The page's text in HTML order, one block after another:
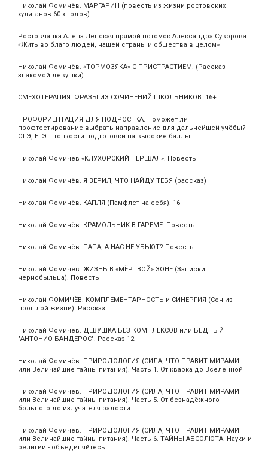
Николай Фомичёв. МАРГАРИН (повесть из жизни ростовских
хулиганов 60-х годов)
Ростовчанка Алёна Ленская прямой потомок Александра Суворова:
«Жить во благо людей, нашей страны и общества в целом»
Николай Фомичёв. «ТОРМОЗЯКА» С ПРИСТРАСТИЕМ. (Рассказ
знакомой девушки)
СМЕХОТЕРАПИЯ: ФРАЗЫ ИЗ СОЧИНЕНИЙ ШКОЛЬНИКОВ. 16+
ПРОФОРИЕНТАЦИЯ ДЛЯ ПОДРОСТКА. Поможет ли
профтестирование выбрать направление для дальнейшей учёбы?
ОГЭ, ЕГЭ... тонкости подготовки на высокие баллы
Николай Фомичёв «КЛУХОРСКИЙ ПЕРЕВАЛ». Повесть
Николай Фомичёв. Я ВЕРИЛ, ЧТО НАЙДУ ТЕБЯ (рассказ)
Николай Фомичёв. КАПЛЯ (Памфлет на себя). 16+
Николай Фомичёв. КРАМОЛЬНИК В ГАРЕМЕ. Повесть
Николай Фомичёв. ПАПА, А НАС НЕ УБЬЮТ? Повесть
Николай Фомичёв. ЖИЗНЬ В «МЁРТВОЙ» ЗОНЕ (Записки
чернобыльца). Повесть
Николай ФОМИЧЁВ. КОМПЛЕМЕНТАРНОСТЬ и СИНЕРГИЯ (Сон из
прошлой жизни). Рассказ
Николай Фомичёв. ДЕВУШКА БЕЗ КОМПЛЕКСОВ или БЕДНЫЙ
"АНТОНИО БАНДЕРОС". Рассказ 12+
Николай Фомичёв. ПРИРОДОЛОГИЯ (СИЛА, ЧТО ПРАВИТ МИРАМИ
или Величайшие тайны питания). Часть 1. От кварка до Вселенной
Николай Фомичёв. ПРИРОДОЛОГИЯ (СИЛА, ЧТО ПРАВИТ МИРАМИ
или Величайшие тайны питания). Часть 5. От безнадёжного
больного до излучателя радости.
Николай Фомичёв. ПРИРОДОЛОГИЯ (СИЛА, ЧТО ПРАВИТ МИРАМИ
или Величайшие тайны питания). Часть 6. ТАЙНЫ АБСОЛЮТА. Науки и
религии - объединяйтесь!